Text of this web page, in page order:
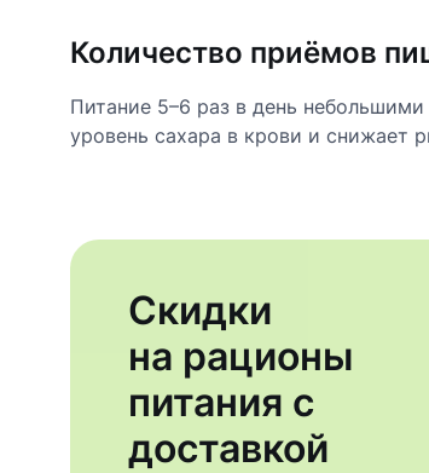
Количество приёмов
Питание 5–6 раз в день
уровень сахара в крови и снижает
Скидки
на рационы
питания с
доставкой